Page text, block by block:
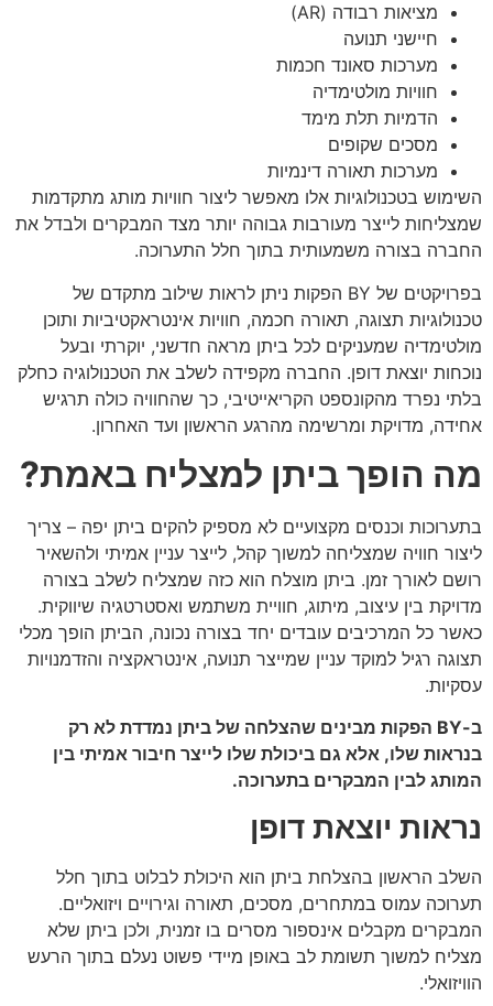
מציאות רבודה (AR)
חיישני תנועה
מערכות סאונד חכמות
חוויות מולטימדיה
הדמיות תלת מימד
מסכים שקופים
מערכות תאורה דינמיות
השימוש בטכנולוגיות אלו מאפשר ליצור חוויות מותג מתקדמות
שמצליחות לייצר מעורבות גבוהה יותר מצד המבקרים ולבדל את
החברה בצורה משמעותית בתוך חלל התערוכה.
בפרויקטים של BY הפקות ניתן לראות שילוב מתקדם של
טכנולוגיות תצוגה, תאורה חכמה, חוויות אינטראקטיביות ותוכן
מולטימדיה שמעניקים לכל ביתן מראה חדשני, יוקרתי ובעל
נוכחות יוצאת דופן. החברה מקפידה לשלב את הטכנולוגיה כחלק
בלתי נפרד מהקונספט הקריאייטיבי, כך שהחוויה כולה תרגיש
אחידה, מדויקת ומרשימה מהרגע הראשון ועד האחרון.
מה הופך ביתן למצליח באמת?
בתערוכות וכנסים מקצועיים לא מספיק להקים ביתן יפה – צריך
ליצור חוויה שמצליחה למשוך קהל, לייצר עניין אמיתי ולהשאיר
רושם לאורך זמן. ביתן מוצלח הוא כזה שמצליח לשלב בצורה
מדויקת בין עיצוב, מיתוג, חוויית משתמש ואסטרטגיה שיווקית.
כאשר כל המרכיבים עובדים יחד בצורה נכונה, הביתן הופך מכלי
תצוגה רגיל למוקד עניין שמייצר תנועה, אינטראקציה והזדמנויות
עסקיות.
ב-BY הפקות מבינים שהצלחה של ביתן נמדדת לא רק
בנראות שלו, אלא גם ביכולת שלו לייצר חיבור אמיתי בין
המותג לבין המבקרים בתערוכה.
נראות יוצאת דופן
השלב הראשון בהצלחת ביתן הוא היכולת לבלוט בתוך חלל
תערוכה עמוס במתחרים, מסכים, תאורה וגירויים ויזואליים.
המבקרים מקבלים אינספור מסרים בו זמנית, ולכן ביתן שלא
מצליח למשוך תשומת לב באופן מיידי פשוט נעלם בתוך הרעש
הוויזואלי.